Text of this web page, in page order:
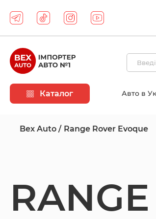
Каталог Авто в
Bex Auto Range Rover Evoque